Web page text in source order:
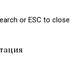
or ESC to close